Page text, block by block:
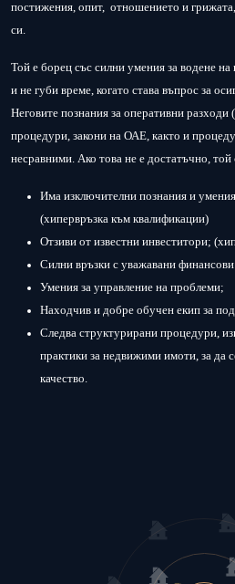
постижения, опит, отношението и
си.
Той е борец със силни умения за водене на
и не губи време, когато става въпрос за
Неговите познания за оперативни
процедури, закони на ОАЕ, както и
несравними. Ако това не е достатъчно,
Има изключителни познания и
(хипервръзка към квалификации)
Отзиви от известни инвеститори;
Силни връзки с уважавани
Умения за управление на проблеми;
Находчив и добре обучен екип за
Следва структурирани процедури,
практики за недвижими имоти, за да
качество.